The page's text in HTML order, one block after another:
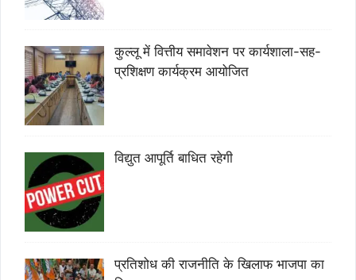
कुल्लू में वित्तीय समावेशन पर कार्यशाला-सह-
प्रशिक्षण कार्यक्रम आयोजित
विद्युत आपूर्ति बाधित रहेगी
प्रतिशोध की राजनीति के खिलाफ भाजपा का